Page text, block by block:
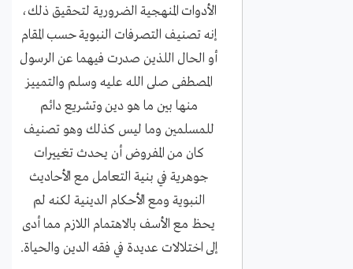
الأدوات المنهجية الضرورية لتحقيق ذلك،
إنه تصنيف التصرفات النبوية حسب المقام
أو الحال اللذين صدرت فيهما عن الرسول
المصطفى صلى الله عليه وسلم والتمييز
منها بين ما هو دين وتشريع دائم
للمسلمين وما ليس كذلك وهو تصنيف
كان من المفروض أن يحدث تغييرات
جوهرية في بنية التعامل مع الأحاديث
النبوية ومع الأحكام الدينية لكنه لم
يحظ مع الأسف بالاهتمام اللازم مما أدى
إلى اختلالات عديدة في فقه الدين والحياة.